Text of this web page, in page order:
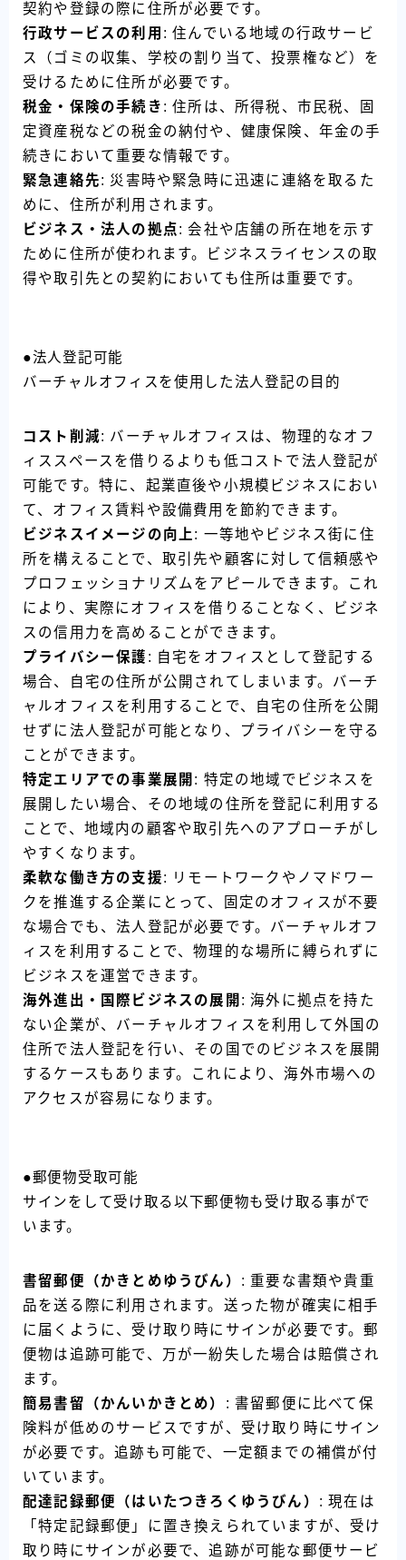
契約や登録の際に住所が必要です。
行政サービスの利用 : 住んでいる地域の行政サービ
ス（ゴミの収集、学校の割り当て、投票権など）を
受けるために住所が必要です。
税金・保険の手続き : 住所は、所得税、市民税、固
定資産税などの税金の納付や、健康保険、年金の手
続きにおいて重要な情報です。
緊急連絡先: 災害時や緊急時に迅速に連絡を取るた
めに、住所が利用されます。
ビジネス・法人の拠点: 会社や店舗の所在地を示す
ために住所が使われます。ビジネスライセンスの取
得や取引先との契約においても住所は重要です。
●法人登記可能
バーチャルオフィスを使用した法人登記の目的
コスト削減: バーチャルオフィスは、物理的なオフ
ィススペースを借りるよりも低コストで法人登記が
可能です。特に、起業直後や小規模ビジネスにおい
て、オフィス賃料や設備費用を節約できます。
ビジネスイメージの向上 : 一等地やビジネス街に住
所を構えることで、取引先や顧客に対して信頼感や
プロフェッショナリズムをアピールできます。これ
により、実際にオフィスを借りることなく、ビジネ
スの信用力を高めることができます。
プライバシー保護 : 自宅をオフィスとして登記する
場合、自宅の住所が公開されてしまいます。バーチ
ャルオフィスを利用することで、自宅の住所を公開
せずに法人登記が可能となり、プライバシーを守る
ことができます。
特定エリアでの事業展開 : 特定の地域でビジネスを
展開したい場合、その地域の住所を登記に利用する
ことで、地域内の顧客や取引先へのアプローチがし
やすくなります。
柔軟な働き方の支援: リモートワークやノマドワー
クを推進する企業にとって、固定のオフィスが不要
な場合でも、法人登記が必要です。バーチャルオフ
ィスを利用することで、物理的な場所に縛られずに
ビジネスを運営できます。
海外進出・国際ビジネスの展開 : 海外に拠点を持た
ない企業が、バーチャルオフィスを利用して外国の
住所で法人登記を行い、その国でのビジネスを展開
するケースもあります。これにより、海外市場への
アクセスが容易になります。
●郵便物受取可能
サインをして受け取る以下郵便物も受け取る事がで
います。
書留郵便（かきとめゆうびん） : 重要な書類や貴重
品を送る際に利用されます。送った物が確実に相手
に届くように、受け取り時にサインが必要です。郵
便物は追跡可能で、万が一紛失した場合は賠償され
ます。
簡易書留（かんいかきとめ） : 書留郵便に比べて保
険料が低めのサービスですが、受け取り時にサイン
が必要です。追跡も可能で、一定額までの補償が付
いています。
配達記録郵便（はいたつきろくゆうびん） : 現在は
「特定記録郵便」に置き換えられていますが、受け
取り時にサインが必要で、追跡が可能な郵便サービ